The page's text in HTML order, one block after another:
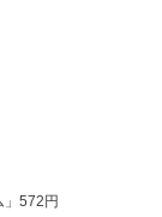
」572円